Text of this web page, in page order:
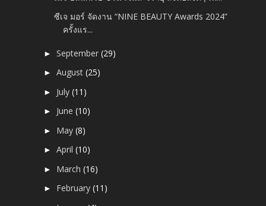
ซีเจ มอร์ จัดงาน “NINE BEAUTY Awards 2024”
ครั้งแร...
►September(29)
►August(25)
► July(11)
► June(10)
► May(8)
►April(10)
► March(16)
► February(11)